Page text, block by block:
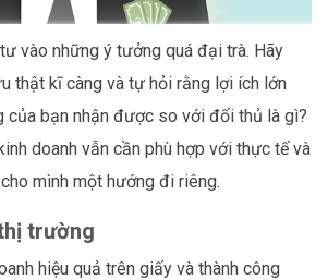
vào những ý tưởng quá đại trà. Hãy
thật kĩ càng và tự hỏi rằng lợi ích lớn
của bạn nhận được so với đối thủ là gì?
doanh vẫn cần phù hợp với thực tế và
mình một hướng đi riêng.
trường
hiệu quả trên giấy và thành công